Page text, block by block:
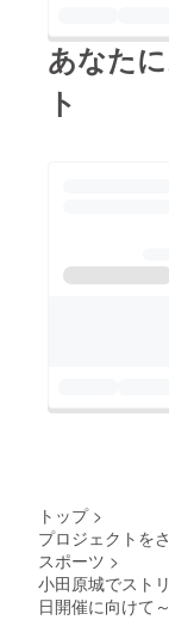
あなた
ト
トップ >
プロジェクトを
スポーツ >
小田原城でスト
日開催に向けて～